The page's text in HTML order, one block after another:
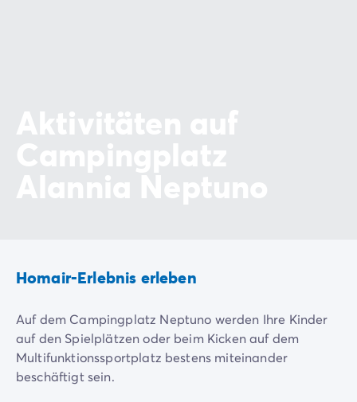
Homair-Erlebnis erleben
Auf dem Campingplatz Neptuno werden Ihre Kinder
auf den Spielplätzen oder beim Kicken auf dem
Multifunktionssportplatz bestens miteinander
beschäftigt sein.